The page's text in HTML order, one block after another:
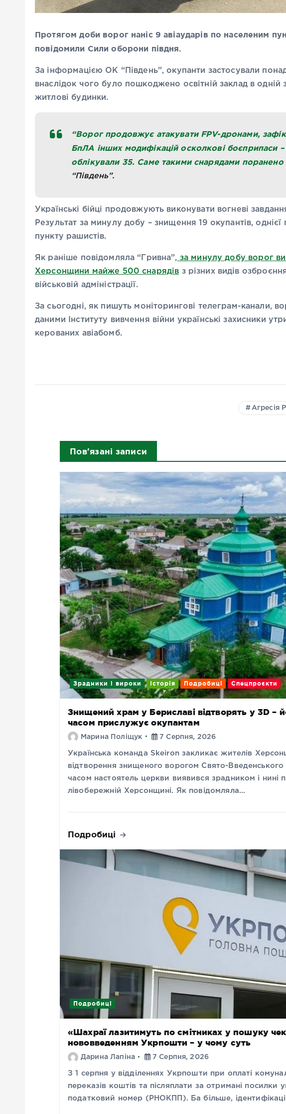
Протягом доби ворог наніс 9 авіаударів по населеним
повідомили Сили оборони півдня.
За інформацією ОК “Південь”, окупанти застосували
внаслідок чого було пошкоджено освітній заклад в
житлові будинки.
“Ворог продовжує атакувати FPV-дронами,
БпЛА інших модифікацій осколкові боєприпаси –
облікували 35. Саме такими снарядами
“Південь”.
Українські бійці продовжують виконувати вогневі
Результат за минулу добу – знищення 19 окупантів,
пункту рашистів.
Як раніше повідомляла “Гривна”, за минулу добу ворог
Херсонщини майже 500 снарядів з різних видів
військовій адміністрації.
За сьогодні, як пишуть моніторингові телеграм-канали,
даними Інституту вивчення війни українські захисники
керованих авіабомб.
Агресія
Пов'язані записи
Зрадники і вироки Історія Подробиці Спецпроєкти
Знищений храм у Бериславі відтворять у 3D –
часом прислужує окупантам
Марина Поліщук 7 Серпня, 2026
Українська команда Skeiron закликає жителів
відтворення знищеного ворогом Свято-
часом настоятель церкви виявився зрадником і нині
лівобережній Херсонщині. Як повідомляла…
Подробиці
Подробиці
«Шахраї лазитимуть по смітниках у пошуку
нововведенням Укрпошти – у чому суть
Дарина Лапіна 7 Серпня, 2026
З 1 серпня у відділеннях Укрпошти при оплаті
переказів коштів та післяплати за отримані посилки
податковий номер (РНОКПП). Ба більше,